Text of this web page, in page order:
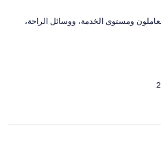
عناصر نالت الإعجاب: ⁦النظافة⁩، و⁦العاملون ومستوى الخدمة⁩، و⁦وسائل الراحة⁩،